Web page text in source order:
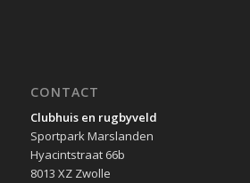
CONTACT
Clubhuis en rugbyveld
Sportpark Marslanden
Hyacintstraat 66b
8013 XZ Zwolle